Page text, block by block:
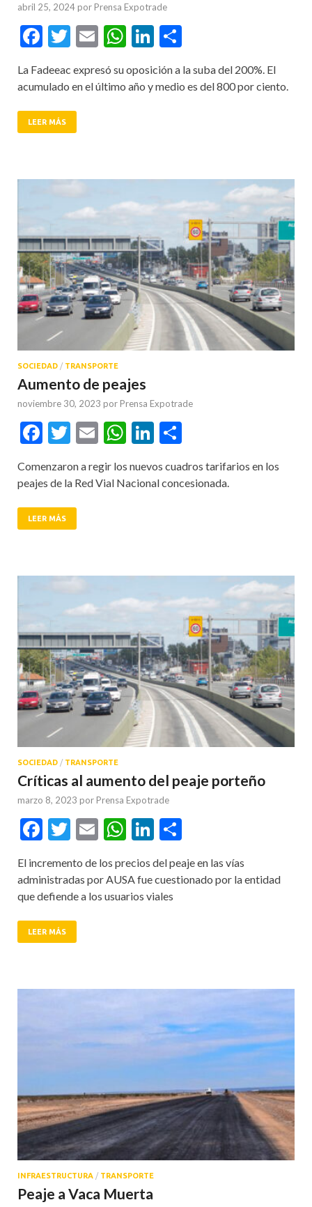
abril 25, 2024 por Prensa Expotrade
Facebook
Twitter
EmailWhatsApp
LinkedIn
La Fadeeac expresó su oposición a la suba del 200%. El
acumulado en el último año y medio es del 800 por ciento.
LEER MÁS
SOCIEDAD / TRANSPORTE
Aumento de peajes
noviembre 30, 2023 por Prensa Expotrade
Facebook
Twitter
EmailWhatsApp
LinkedIn
Comenzaron a regir los nuevos cuadros tarifarios en los
peajes de la Red Vial Nacional concesionada.
LEER MÁS
SOCIEDAD / TRANSPORTE
Críticas al aumento del peaje porteño
marzo 8, 2023 por Prensa Expotrade
Facebook
Twitter
EmailWhatsApp
LinkedIn
El incremento de los precios del peaje en las vías
administradas por AUSA fue cuestionado por la entidad
que defiende a los usuarios viales
LEER MÁS
INFRAESTRUCTURA / TRANSPORTE
Peaje a Vaca Muerta